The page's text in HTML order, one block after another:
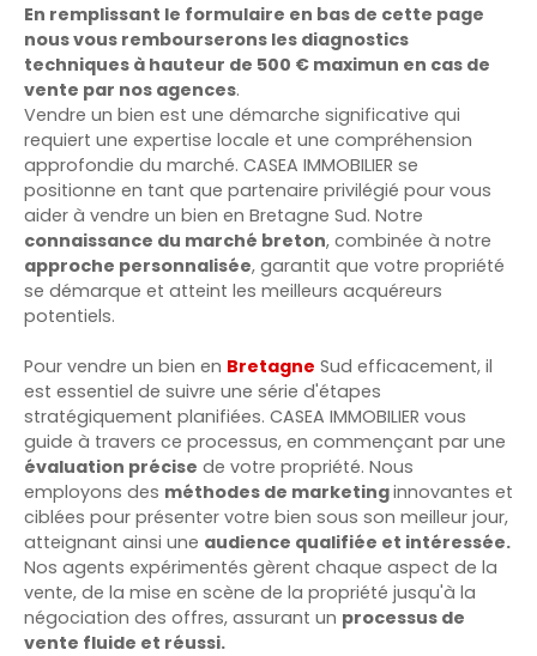
En remplissant le formulaire en bas de cette page
nous vous rembourserons les diagnostics
techniques à hauteur de 500 € maximun en cas de
vente par nos agences.
Vendre un bien est une démarche significative qui
requiert une expertise locale et une compréhension
approfondie du marché. CASEA IMMOBILIER se
positionne en tant que partenaire privilégié pour vous
aider à vendre un bien en Bretagne Sud. Notre
connaissance du marché breton, combinée à notre
approche personnalisée, garantit que votre propriété
se démarque et atteint les meilleurs acquéreurs
potentiels.
Pour vendre un bien en Bretagne Sud efficacement, il
est essentiel de suivre une série d'étapes
stratégiquement planifiées. CASEA IMMOBILIER vous
guide à travers ce processus, en commençant par une
évaluation précise de votre propriété. Nous
employons des méthodes de marketinginnovantes et
ciblées pour présenter votre bien sous son meilleur jour,
atteignant ainsi une audience qualifiée et intéressée.
Nos agents expérimentés gèrent chaque aspect de la
vente, de la mise en scène de la propriété jusqu'à la
négociation des offres, assurant un processus de
vente fluide et réussi.